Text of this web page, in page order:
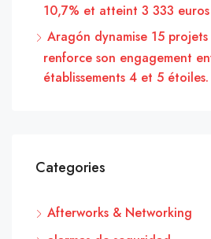
10,7% et atteint 3 333
Aragón dynamise 15
renforce son engagement
établissements 4 et 5 étoiles.
Categories
Afterworks & Networking